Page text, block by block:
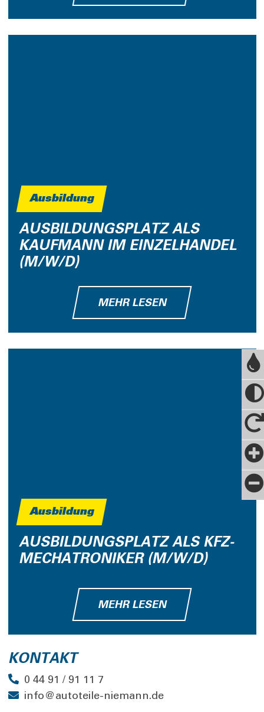
KONTAKT
0 44 91 / 91 11 7
info@autoteile-niemann.de
Ausbildung
AUSBILDUNGSPLATZ ALS
KAUFMANN IM EINZELHANDEL
(M/W/D)
MEHR LESEN
Ausbildung
AUSBILDUNGSPLATZ ALS KFZ-
MECHATRONIKER (M/W/D)
MEHR LESEN